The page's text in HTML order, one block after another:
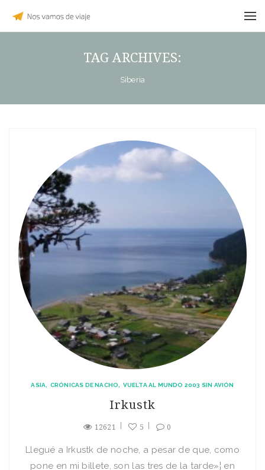
TAG ARCHIVES:
Siberia
ASIA CRÓNICAS DE NACHO VUELTA AL MUNDO 2003 SIN AVIÓN
Irkustk
12621 5 0
Llegué a Irkustk de noche, a pesar de que, como
pone en mi billete, son las tres de la tarde»¦ en